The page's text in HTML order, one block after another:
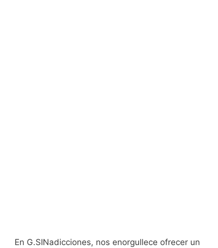
En G.SINadicciones, nos enorgullece ofrecer un